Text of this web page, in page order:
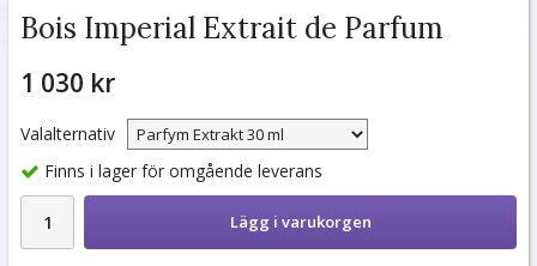
Bois Imperial Extrait de Parfum
1 030 kr
Valalternativ
Finns i lager för omgående leverans
Lägg i varukorgen